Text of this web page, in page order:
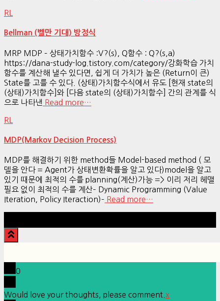
RL
Bellman (벨만 기대) 방정식
MRP MDP – 상태가치함수 :V?(s), Q함수 : Q?(s,a)
https://dana-study-log.tistory.com/category/강화학습 가치
함수를 계산해 낼수 있다면, 쉽게 더 가치가 높은 (Return이 큰)
State를 고를 수 있다. (상태)가치함수식에서 유도 [현재 state의
(상태)가치함수]와 [다음 state의 (상태)가치함수] 간의 관계를 식
으로 나타낸 Read more…
RL
MDP(Markov Decision Process)
MDP를 해결하기 위한 method들 Model-based method ( 모
델을 안다 = Agent가 상태변환확률을 알고 있다)model을 알고
있기 때문에 최적의 수를 planning(계산)가능 => 이리 저리 헤맬
필요 없이 최적의 수를 계산– Dynamic Programming (Value
Iteration, Policy Iteraction)– Read more…
0
Would love your thoughts, please comment. x